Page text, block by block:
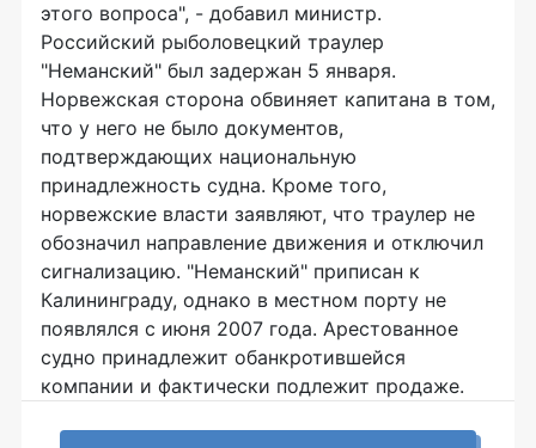
этого вопроса", - добавил министр.
Российский рыболовецкий траулер
"Неманский" был задержан 5 января.
Норвежская сторона обвиняет капитана в том,
что у него не было документов,
подтверждающих национальную
принадлежность судна. Кроме того,
норвежские власти заявляют, что траулер не
обозначил направление движения и отключил
сигнализацию. "Неманский" приписан к
Калининграду, однако в местном порту не
появлялся с июня 2007 года. Арестованное
судно принадлежит обанкротившейся
компании и фактически подлежит продаже.